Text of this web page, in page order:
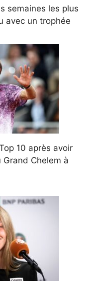
semaines les plus
avec un trophée
10 après avoir
Chelem à